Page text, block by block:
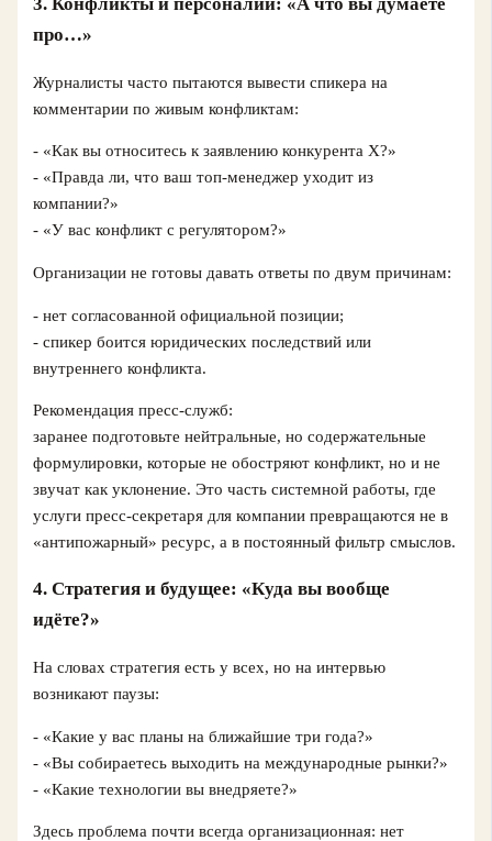
про…»
Журналисты часто пытаются вывести спикера на
комментарии по живым конфликтам:
- «Как вы относитесь к заявлению конкурента Х?»
- «Правда ли, что ваш топ-менеджер уходит из
компании?»
- «У вас конфликт с регулятором?»
Организации не готовы давать ответы по двум причинам:
- нет согласованной официальной позиции;
- спикер боится юридических последствий или
внутреннего конфликта.
Рекомендация пресс-служб:
заранее подготовьте нейтральные, но содержательные
формулировки, которые не обостряют конфликт, но и не
звучат как уклонение. Это часть системной работы, где
услуги пресс-секретаря для компании превращаются не в
«антипожарный» ресурс, а в постоянный фильтр смыслов.
4. Стратегия и будущее: «Куда вы вообще
идёте?»
На словах стратегия есть у всех, но на интервью
возникают паузы:
- «Какие у вас планы на ближайшие три года?»
- «Вы собираетесь выходить на международные рынки?»
- «Какие технологии вы внедряете?»
Здесь проблема почти всегда организационная: нет